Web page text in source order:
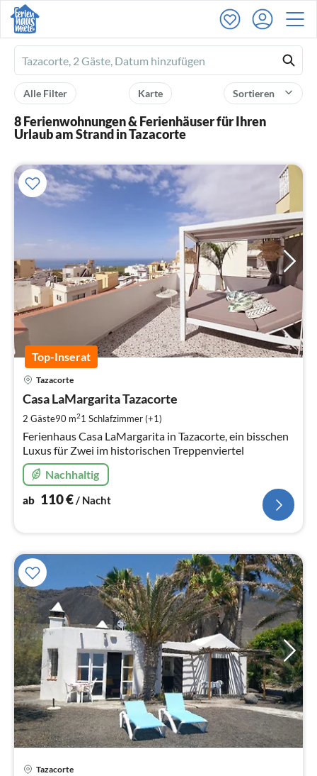
Ferienhausmiete
logo
Sortieren
Karte
Alle Filter
8 Ferienwohnungen & Ferienhäuser für Ihren
Urlaub am Strand in Tazacorte
Top-Inserat
Tazacorte
Casa LaMargarita Tazacorte
2 Gäste90 m21 Schlafzimmer (+1)
Ferienhaus Casa LaMargarita in Tazacorte, ein bisschen
Luxus für Zwei im historischen Treppenviertel
Nachhaltig
ab 110€/ Nacht
Tazacorte